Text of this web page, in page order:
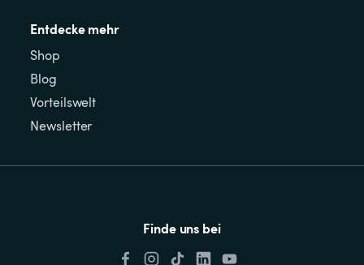
Entdecke mehr
Shop
Blog
Vorteilswelt
Newsletter
Finde uns bei